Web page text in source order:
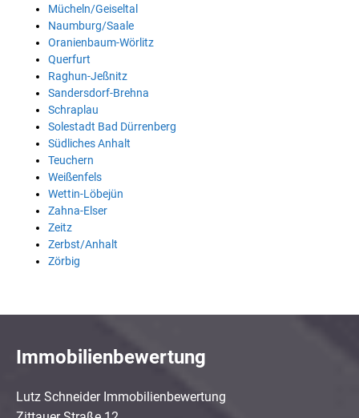
Mücheln/Geiseltal
Naumburg/Saale
Oranienbaum-Wörlitz
Querfurt
Raghun-Jeßnitz
Sandersdorf-Brehna
Schraplau
Solestadt Bad Dürrenberg
Südliches Anhalt
Teuchern
Weißenfels
Wettin-Löbejün
Zahna-Elser
Zeitz
Zerbst/Anhalt
Zörbig
Immobilienbewertung
Lutz Schneider Immobilienbewertung